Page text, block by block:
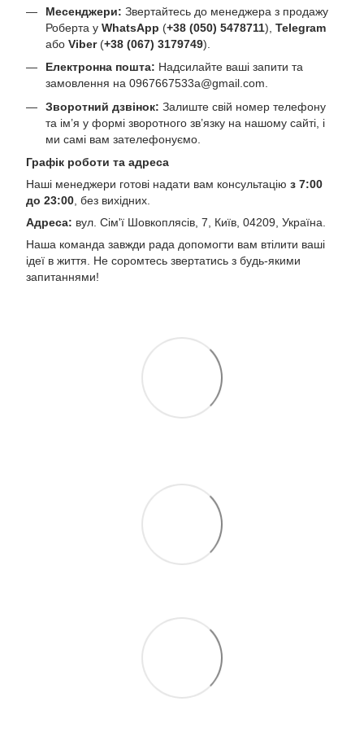
Месенджери: Звертайтесь до менеджера з продажу
Роберта у WhatsApp (+38 (050) 5478711), Telegram
або Viber(+38 (067) 3179749).
Електронна пошта: Надсилайте ваші запити та
замовлення на 0967667533a@gmail.com.
Зворотний дзвінок: Залиште свій номер телефону
та ім’я у формі зворотного зв’язку на нашому сайті, і
ми самі вам зателефонуємо.
Графік роботи та адреса
Наші менеджери готові надати вам консультацію з 7:00
до 23:00 , без вихідних.
Адреса: вул. Сім'ї Шовкоплясів, 7, Київ, 04209, Україна.
Наша команда завжди рада допомогти вам втілити ваші
ідеї в життя. Не соромтесь звертатись з будь-якими
запитаннями!